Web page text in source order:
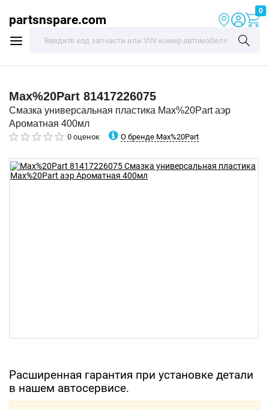
partsnspare.com
0
Max%20Part 81417226075
Смазка универсальная пластика Max%20Part аэр
Ароматная 400мл
0 оценок О бренде Max%20Part
Расширенная гарантия при установке детали
в нашем автосервисе.